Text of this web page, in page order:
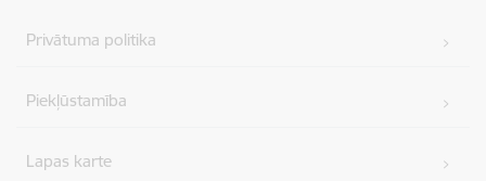
Privātuma politika
Piekļūstamība
Lapas karte